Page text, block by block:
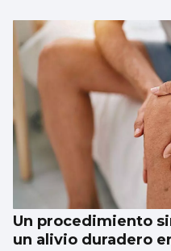
Un procedimiento
un alivio duradero